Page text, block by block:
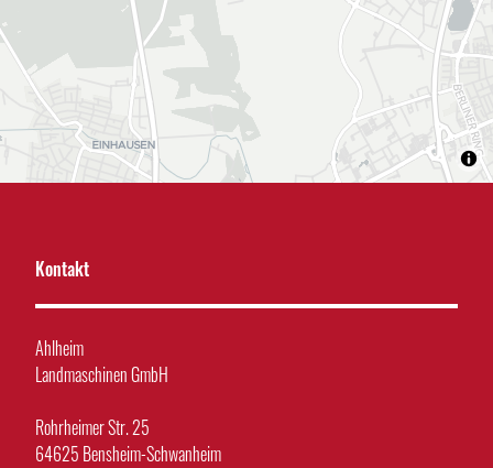
Kontakt
Ahlheim
Landmaschinen GmbH
Rohrheimer Str. 25
64625 Bensheim-Schwanheim